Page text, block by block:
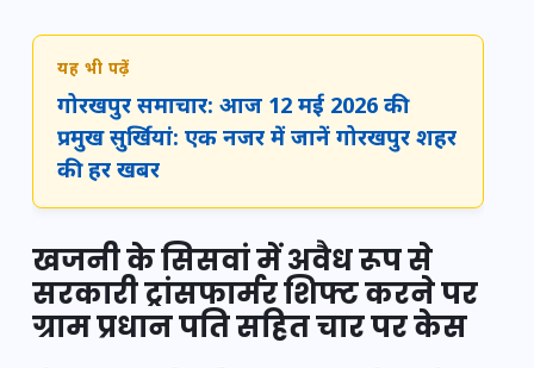
यह भी पढ़ें
गोरखपुर समाचार: आज 12 मई 2026 की
प्रमुख सुर्खियां: एक नजर में जानें गोरखपुर शहर
की हर खबर
खजनी के सिसवां में अवैध रूप से
सरकारी ट्रांसफार्मर शिफ्ट करने पर
ग्राम प्रधान पति सहित चार पर केस